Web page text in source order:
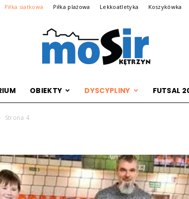
Piłka siatkowa Piłka plażowa Lekkoatletyka Koszykówka
Archiwalna
wersja
OBIEKTY DYSCYPLINY FUTSAL
Strona 4